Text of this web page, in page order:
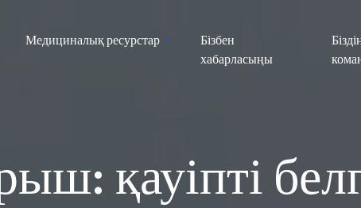
Медициналық ресурстар
Бізбен
хабарласыңы
қауіпті